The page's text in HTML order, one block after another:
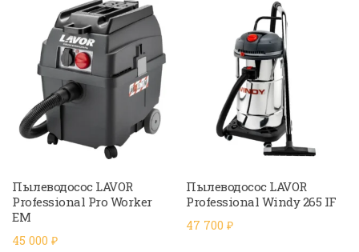
Пылеводосос LAVOR
Professional Pro Worker
EM
45 000 ₽
Пылеводосос LAVOR
Professional Windy 265 IF
47 700₽